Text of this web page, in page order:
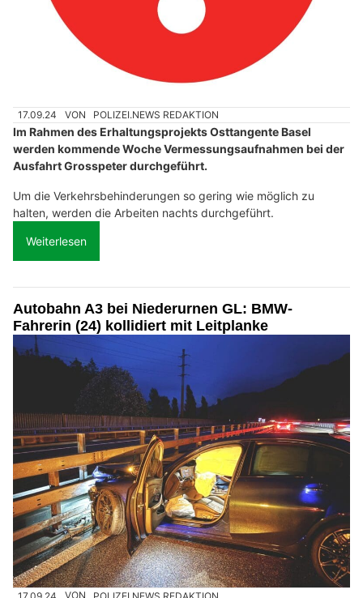
17.09.24 VON POLIZEI.NEWS REDAKTION
Im Rahmen des Erhaltungsprojekts Osttangente Basel
werden kommende Woche Vermessungsaufnahmen bei der
Ausfahrt Grosspeter durchgeführt.
Um die Verkehrsbehinderungen so gering wie möglich zu
halten, werden die Arbeiten nachts durchgeführt.
Weiterlesen
Autobahn A3 bei Niederurnen GL: BMW-
Fahrerin (24) kollidiert mit Leitplanke